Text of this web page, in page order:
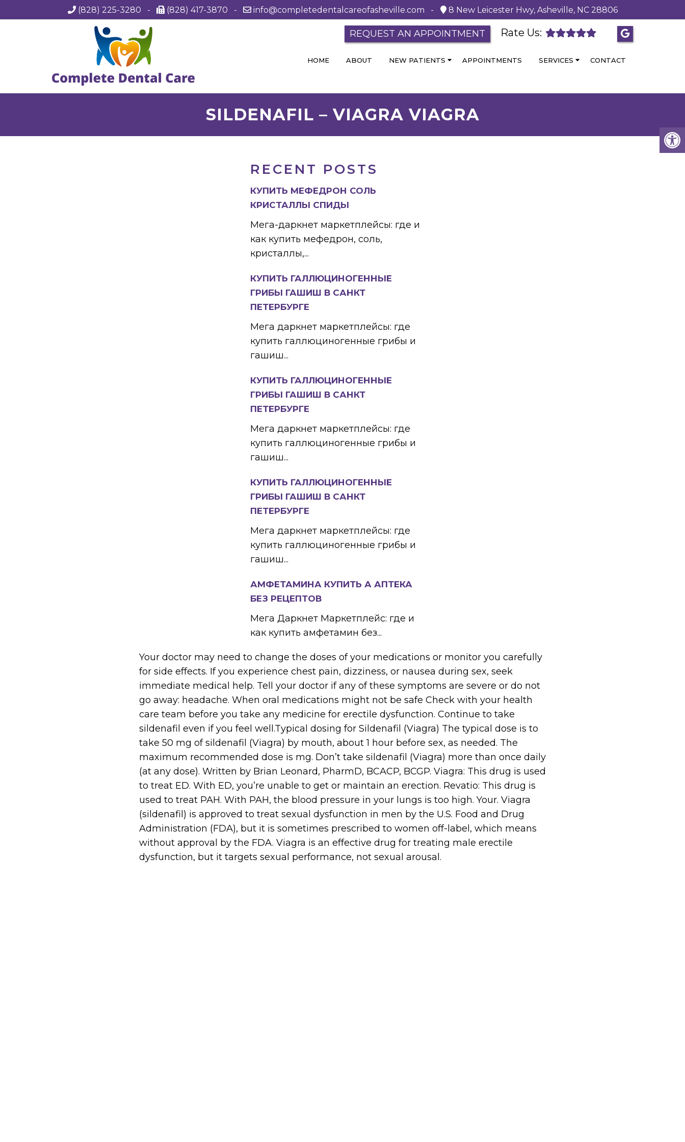
(828) 225-3280 - (828) 417-3870 - info@completedentalcareofasheville.com - 8 New Leicester Hwy, Asheville, NC 28806
REQUEST AN APPOINTMENT Rate Us:
HOME ABOUT NEW PATIENTS APPOINTMENTS SERVICES CONTACT
SILDENAFIL – VIAGRA VIAGRA
RECENT POSTS
КУПИТЬ МЕФЕДРОН СОЛЬ
КРИСТАЛЛЫ СПИДЫ
Мега-даркнет маркетплейсы: где и
как купить мефедрон, соль,
кристаллы,...
КУПИТЬ ГАЛЛЮЦИНОГЕННЫЕ
ГРИБЫ ГАШИШ В САНКТ
ПЕТЕРБУРГЕ
Мега даркнет маркетплейсы: где
купить галлюциногенные грибы и
гашиш...
КУПИТЬ ГАЛЛЮЦИНОГЕННЫЕ
ГРИБЫ ГАШИШ В САНКТ
ПЕТЕРБУРГЕ
Мега даркнет маркетплейсы: где
купить галлюциногенные грибы и
гашиш...
КУПИТЬ ГАЛЛЮЦИНОГЕННЫЕ
ГРИБЫ ГАШИШ В САНКТ
ПЕТЕРБУРГЕ
Мега даркнет маркетплейсы: где
купить галлюциногенные грибы и
гашиш...
АМФЕТАМИНА КУПИТЬ А АПТЕКА
БЕЗ РЕЦЕПТОВ
Мега Даркнет Маркетплейс: где и
как купить амфетамин без...
Your doctor may need to change the doses of your medications or monitor you carefully
for side effects. If you experience chest pain, dizziness, or nausea during sex, seek
immediate medical help. Tell your doctor if any of these symptoms are severe or do not
go away: headache. When oral medications might not be safe Check with your health
care team before you take any medicine for erectile dysfunction. Continue to take
sildenafil even if you feel well.Typical dosing for Sildenafil (Viagra) The typical dose is to
take 50 mg of sildenafil (Viagra) by mouth, about 1 hour before sex, as needed. The
maximum recommended dose is mg. Don’t take sildenafil (Viagra) more than once daily
(at any dose). Written by Brian Leonard, PharmD, BCACP, BCGP. Viagra: This drug is used
to treat ED. With ED, you’re unable to get or maintain an erection. Revatio: This drug is
used to treat PAH. With PAH, the blood pressure in your lungs is too high. Your. Viagra
(sildenafil) is approved to treat sexual dysfunction in men by the U.S. Food and Drug
Administration (FDA), but it is sometimes prescribed to women off-label, which means
without approval by the FDA. Viagra is an effective drug for treating male erectile
dysfunction, but it targets sexual performance, not sexual arousal.